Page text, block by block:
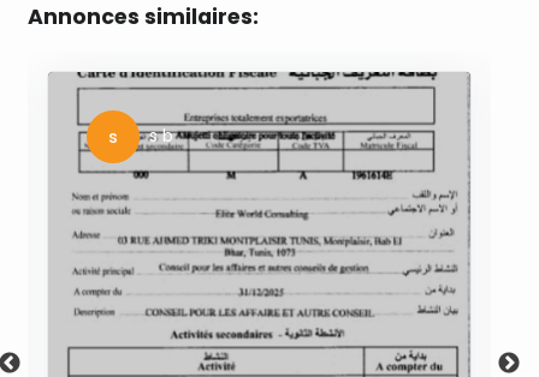
Annonces similaires:
s s b